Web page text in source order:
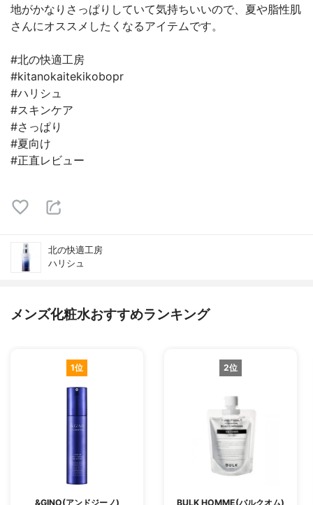
地がかなりさっぱりしていて気持ちいいので、夏や脂性肌
さんにオススメしたくなるアイテムです。
#北の快適工房
#kitanokaitekikobopr
#ハリシュ
#スキンケア
#さっぱり
#夏向け
#正直レビュー
北の快適工房
ハリシュ
メンズ化粧水おすすめランキング
1位
&GINO(アンドジーノ)
2位
BULK HOMME(バルクオム)